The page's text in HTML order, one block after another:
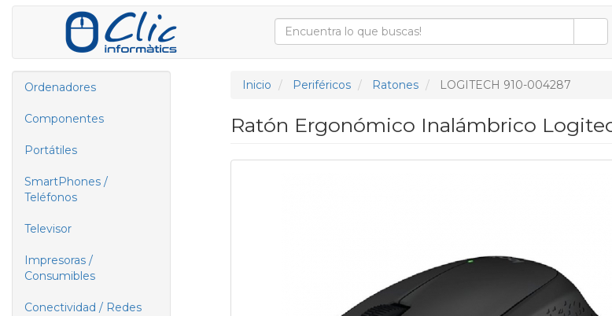
Ordenadores
Componentes
Portátiles
SmartPhones /
Teléfonos
Televisor
Impresoras /
Consumibles
Conectividad / Redes
Inicio Periféricos Ratones LOGITECH 910-004287
Ratón Ergonómico Inalámbrico